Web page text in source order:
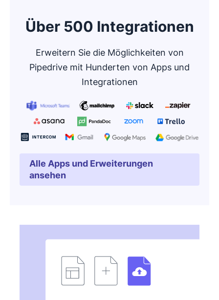
Über 500 Integrationen
Erweitern Sie die Möglichkeiten von
Pipedrive mit Hunderten von Apps und
Integrationen
Alle Apps und Erweiterungen
ansehen